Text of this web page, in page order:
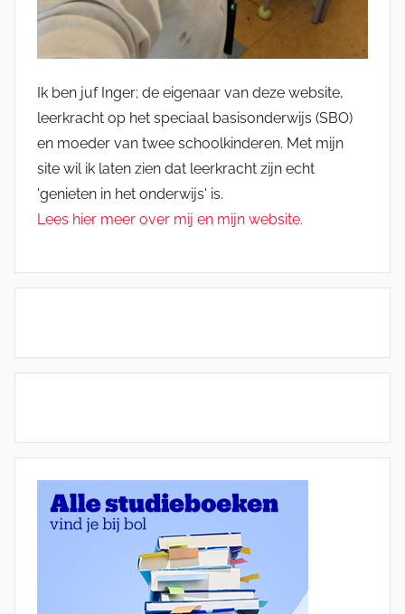
Ik ben juf Inger; de eigenaar van deze website,
leerkracht op het speciaal basisonderwijs (SBO)
en moeder van twee schoolkinderen. Met mijn
site wil ik laten zien dat leerkracht zijn echt
'genieten in het onderwijs' is.
Lees hier meer over mij en mijn website.